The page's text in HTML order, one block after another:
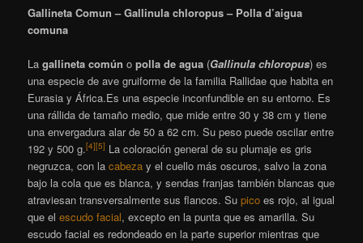
Gallineta Comun – Gallinula chloropus – Polla d’aigua
comuna
Lagallineta común opolla de agua (Gallinula chloropus) ​ es
una especie de ave gruiforme de la familia Rallidae que habita en
Eurasia y África.Es una especie inconfundible en su entorno. Es
una rállida de tamaño medio, que mide entre 30 y 38 cm y tiene
una envergadura alar de 50 a 62 cm. Su peso puede oscilar entre
192 y 500 g.[4][5] ​ La coloración general de su plumaje es gris
negruzca, con lacabeza y el cuello más oscuros, salvo la zona
bajo la cola que es blanca, y sendas franjas también blancas que
atraviesan transversalmente sus flancos. Supico es rojo, al igual
que elescudo facial, excepto en la punta que es amarilla. Su
escudo facial es redondeado en la parte superior mientras que